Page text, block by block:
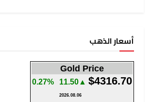
أسعار الذهب
Gold Price
$4316.70
▲11.50
0.27%
2026.08.06